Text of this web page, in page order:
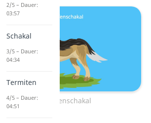
Streifenschakal
2/5 – Dauer:
03:57
Schakal
3/5 – Dauer:
04:34
Termiten
4/5 – Dauer:
04:51